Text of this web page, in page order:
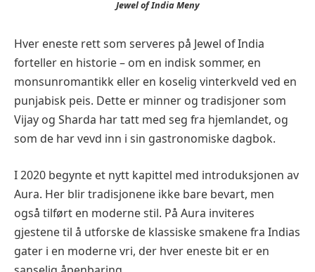
Jewel of India Meny
Hver eneste rett som serveres på Jewel of India
forteller en historie – om en indisk sommer, en
monsunromantikk eller en koselig vinterkveld ved en
punjabisk peis. Dette er minner og tradisjoner som
Vijay og Sharda har tatt med seg fra hjemlandet, og
som de har vevd inn i sin gastronomiske dagbok.
I 2020 begynte et nytt kapittel med introduksjonen av
Aura. Her blir tradisjonene ikke bare bevart, men
også tilført en moderne stil. På Aura inviteres
gjestene til å utforske de klassiske smakene fra Indias
gater i en moderne vri, der hver eneste bit er en